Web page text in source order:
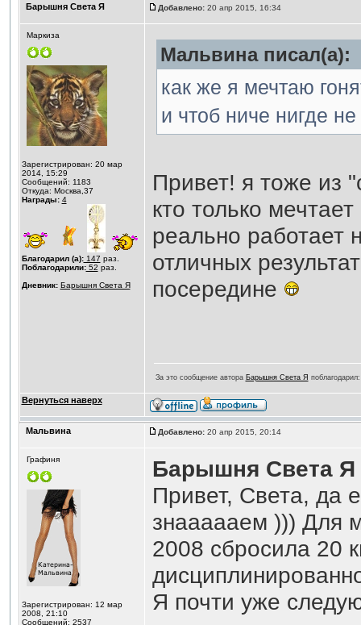
Барышня Света Я Добавлено:20 апр 2015, 16:34
Маркиза
Зарегистрирован: 20 мар
2014, 15:29
Сообщений: 1183
Откуда: Москва,37
Награды: 4
Благодарил (а):147 раз.
Поблагодарили:52 раз.
Дневник: Барышня Света Я
Мальвина писал(а):
как же я мечтаю
и чтоб ниче нигде
Привет! я тоже из
кто только
реально работает
отличных
посередине
За это сообщение автора Барышня Света Я
Вернуться наверх
Мальвина Добавлено:20 апр 2015, 20:14
Графиня
Зарегистрирован: 12 мар
2008, 21:10
Сообщений: 2537
Барышня Света Я
Привет, Света,
знаааааем ))) Для
2008 сбросила 20
Я почти уже